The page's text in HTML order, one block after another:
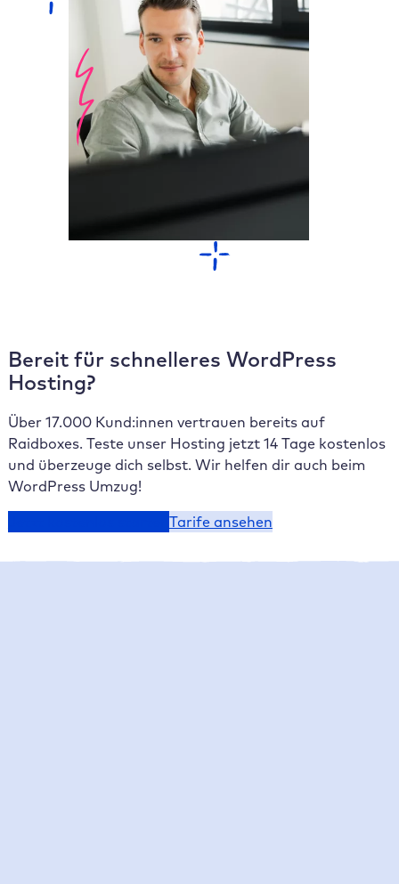
Bereit für schnelleres WordPress
Hosting?
Über 17.000 Kund:innen vertrauen bereits auf
Raidboxes. Teste unser Hosting jetzt 14 Tage kostenlos
und überzeuge dich selbst. Wir helfen dir auch beim
WordPress Umzug!
Tarife ansehen